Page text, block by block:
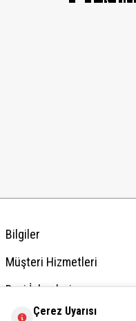
Bilgiler
Müşteri Hizmetleri
Bayi İşlemleri
Adres & İletişim
Çerez Uyarısı